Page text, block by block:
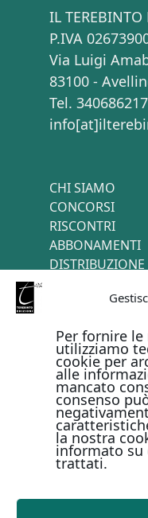
Per fornire
utilizziamo
cookie per
alle
mancato
consenso
la nostra
informato su
trattati.
IL
P.IVA
Via Luigi
83100 -
Tel.
CHI SIAMO
CONCORSI
RISCONTRI
ABBONAMENTI
DISTRIBUZIONE
PAGAMENTI
Metodi di